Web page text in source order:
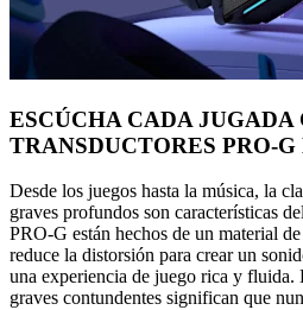
ESCÚCHA CADA JUGADA
TRANSDUCTORES PRO-
Desde los juegos hasta la música, la
graves profundos son características
PRO-G están hechos de un material
reduce la distorsión para crear un
una experiencia de juego rica y fluida.
graves contundentes significan que